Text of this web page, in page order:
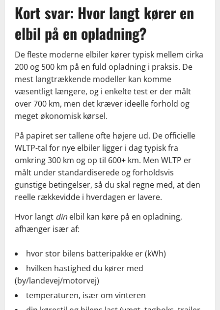
Kort svar: Hvor langt kører en
elbil på en opladning?
De fleste moderne elbiler kører typisk mellem cirka
200 og 500 km på en fuld opladning i praksis. De
mest langtrækkende modeller kan komme
væsentligt længere, og i enkelte test er der målt
over 700 km, men det kræver ideelle forhold og
meget økonomisk kørsel.
På papiret ser tallene ofte højere ud. De officielle
WLTP-tal for nye elbiler ligger i dag typisk fra
omkring 300 km og op til 600+ km. Men WLTP er
målt under standardiserede og forholdsvis
gunstige betingelser, så du skal regne med, at den
reelle rækkevidde i hverdagen er lavere.
Hvor langt din elbil kan køre på en opladning,
afhænger især af:
hvor stor bilens batteripakke er (kWh)
hvilken hastighed du kører med
(by/landevej/motorvej)
temperaturen, især om vinteren